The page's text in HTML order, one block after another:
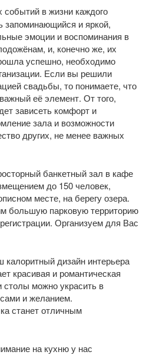
в жизни каждого
и яркой,
эмоции и воспоминания в
и, конечно же, их
успешно, необходимо
Если вы решили
свадьбы, то понимаете, что
её элемент. От того,
зависеть комфорт и
зала и возможности
других, не менее важных
банкетный зал в кафе
до 150 человек,
месте, на берегу озера.
большую парковую территорию
Организуем для Вас
дизайн интерьера
красивая и романтическая
столы можно украсить в
и желанием.
станет отличным
на кухню у нас